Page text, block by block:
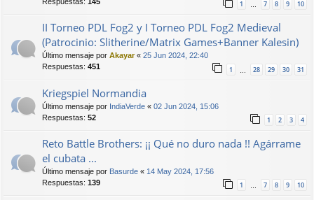
1 … 7 8 9 10
II Torneo PDL Fog2 y I Torneo PDL Fog2 Medieval
(Patrocinio: Slitherine/Matrix Games+Banner Kalesin)
Último mensaje por Akayar« 25 Jun 2024, 22:40
Respuestas: 451 1 28 29 30 31
Kriegspiel Normandia
Último mensaje por IndiaVerde « 02 Jun 2024, 15:06
Respuestas: 52 1 2 3 4
Reto Battle Brothers: ¡¡ Qué no duro nada !! Agárrame
el cubata ...
Último mensaje por Basurde « 14 May 2024, 17:56
Respuestas: 139 1 7 8 9 10